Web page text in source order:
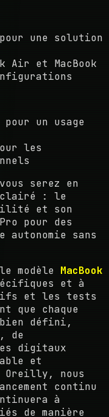
une solution
Air et MacBook
pour un usage
les
serez en
: le
et son
pour des
autonomie sans
modèle MacBook
et à
et les tests
que chaque
bien défini,
de
digitaux
et
Oreilly, nous
continu
à
de manière